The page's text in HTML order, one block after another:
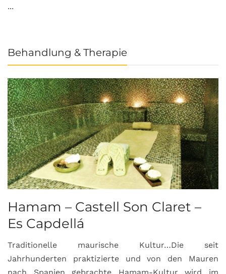
...
Behandlung & Therapie
Hamam – Castell Son Claret –
Es Capdellá
Traditionelle maurische Kultur…Die seit
Jahrhunderten praktizierte und von den Mauren